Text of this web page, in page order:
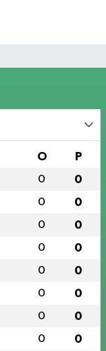
O P
0 0
0 0
0 0
0 0
0 0
0 0
0 0
0 0